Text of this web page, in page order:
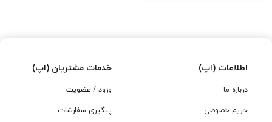
اطلاعات (اپ)
درباره ما
حریم خصوصی
خدمات مشتریان (اپ)
ورود / عضویت
پیگیری سفارشات